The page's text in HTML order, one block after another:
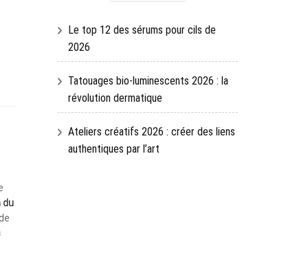
du
Le top 12 des sérums pour cils de
2026
Tatouages bio-luminescents 2026 : la
révolution dermatique
Ateliers créatifs 2026 : créer des liens
authentiques par l’art